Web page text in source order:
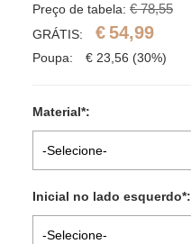
Preço de tabela: € 78,55
GRÁTIS: €54,99
Poupa: € 23,56 (30%)
Material*:
-Selecione-
Inicial no lado esquerdo*:
-Selecione-